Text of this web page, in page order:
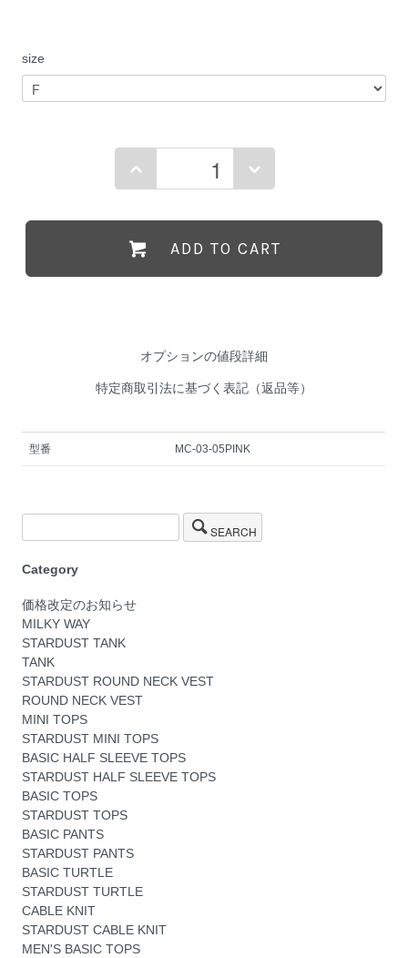
size
ADD TO CART
オプションの値段詳細
特定商取引法に基づく表記（返品等）
型番 MC-03-05PINK
SEARCH
Category
価格改定のお知らせ
MILKY WAY
STARDUST TANK
TANK
STARDUST ROUND NECK VEST
ROUND NECK VEST
MINI TOPS
STARDUST MINI TOPS
BASIC HALF SLEEVE TOPS
STARDUST HALF SLEEVE TOPS
BASIC TOPS
STARDUST TOPS
BASIC PANTS
STARDUST PANTS
BASIC TURTLE
STARDUST TURTLE
CABLE KNIT
STARDUST CABLE KNIT
MEN'S BASIC TOPS